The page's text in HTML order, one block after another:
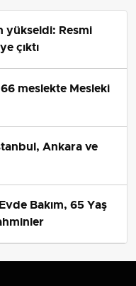
yükseldi: Resmi
çıktı
meslekte Mesleki
Ankara ve
Bakım, 65 Yaş